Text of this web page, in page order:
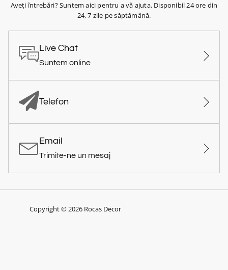
Aveți întrebări? Suntem aici pentru a vă ajuta. Disponibil 24 ore din
24, 7 zile pe săptămână.
Live Chat
Suntem online
Telefon
Email
Trimite-ne un mesaj
Copyright © 2026 Rocas Decor